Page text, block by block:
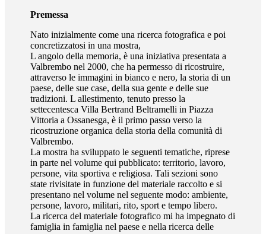
Premessa
Nato inizialmente come una ricerca fotografica e poi
concretizzatosi in una mostra,
L angolo della memoria, è una iniziativa presentata a
Valbrembo nel 2000, che ha permesso di ricostruire,
attraverso le immagini in bianco e nero, la storia di un
paese, delle sue case, della sua gente e delle sue
tradizioni. L allestimento, tenuto presso la
settecentesca Villa Bertrand Beltramelli in Piazza
Vittoria a Ossanesga, è il primo passo verso la
ricostruzione organica della storia della comunità di
Valbrembo.
La mostra ha sviluppato le seguenti tematiche, riprese
in parte nel volume qui pubblicato: territorio, lavoro,
persone, vita sportiva e religiosa. Tali sezioni sono
state rivisitate in funzione del materiale raccolto e si
presentano nel volume nel seguente modo: ambiente,
persone, lavoro, militari, rito, sport e tempo libero.
La ricerca del materiale fotografico mi ha impegnato di
famiglia in famiglia nel paese e nella ricerca delle